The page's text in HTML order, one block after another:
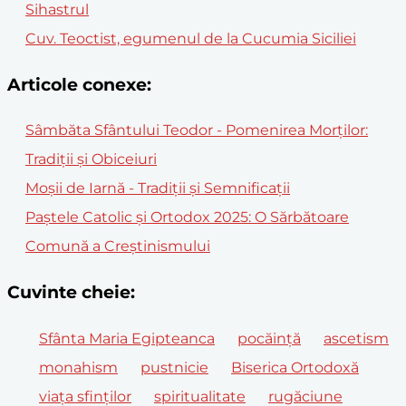
Sihastrul
Cuv. Teoctist, egumenul de la Cucumia Siciliei
Articole conexe:
Sâmbăta Sfântului Teodor - Pomenirea Morților:
Tradiții și Obiceiuri
Moșii de Iarnă - Tradiții și Semnificații
Paștele Catolic și Ortodox 2025: O Sărbătoare
Comună a Creștinismului
Cuvinte cheie:
Sfânta Maria Egipteanca pocăinţă
ascetism
monahism
pustnicie
Biserica Ortodoxă
viaţa sfinţilor
spiritualitate rugăciune